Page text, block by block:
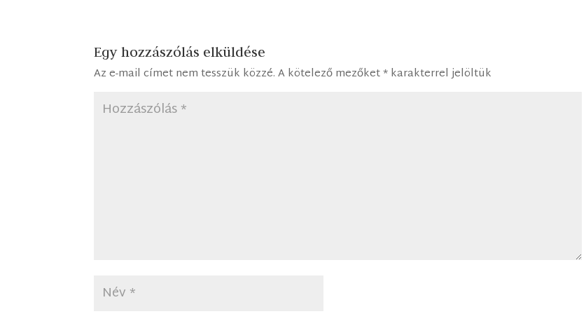
Egy hozzászólás elküldése
Az e-mail címet nem tesszük közzé. A kötelező mezőket*karakterrel jelöltük